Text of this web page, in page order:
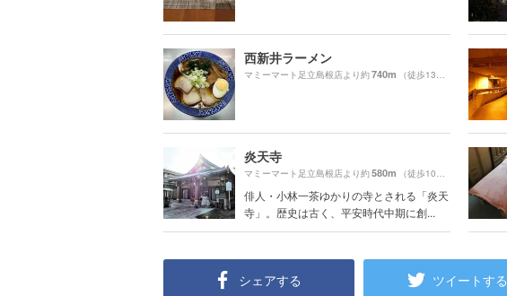
西新井ラーメン
マミーマート足立島根店より約740m （徒歩13分）
炎天寺
マミーマート足立島根店より約580m （徒歩10分）
俳人・小林一茶ゆかりの寺とされる「炎天
寺」。歴史は古く、平安時代中期に創...
シェアする ツイートする